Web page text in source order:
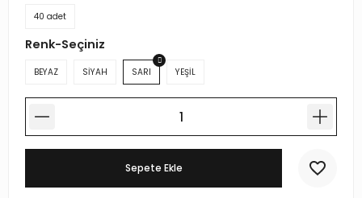
terzi mankeni
mankeni
Parça-Aksesuar
Vitrin Mankenleri
40 adet
Renk-Seçiniz
BEYAZ SİYAH SARI YEŞİL
Sepete Ekle